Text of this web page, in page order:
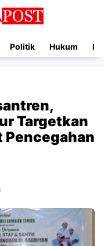
Politik Hukum
Targetkan
Pencegahan